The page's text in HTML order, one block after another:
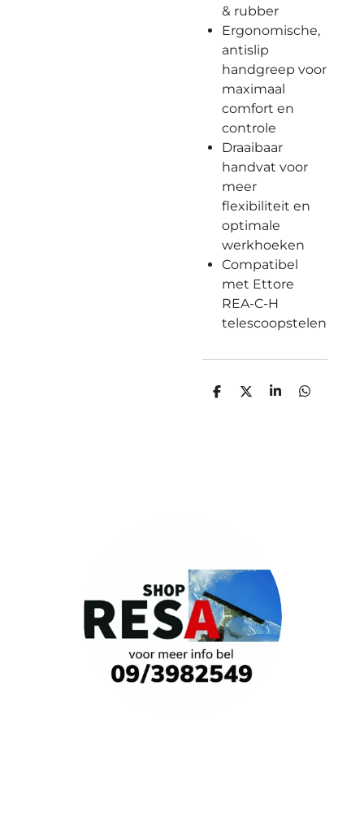
& rubber
Ergonomische,
antislip
handgreep voor
maximaal
comfort en
controle
Draaibaar
handvat voor
meer
flexibiliteit en
optimale
werkhoeken
Compatibel
met Ettore
REA-C-H
telescoopstelen
D
D
S
D